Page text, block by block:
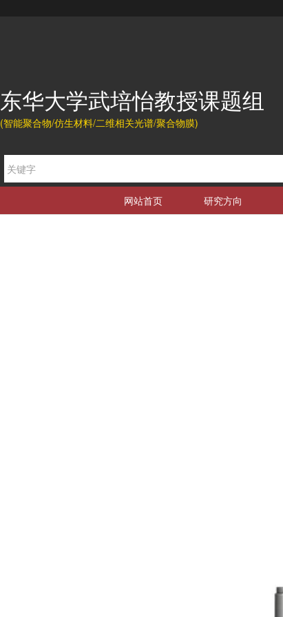
东华大学武培怡教授课题组
(智能聚合物/仿生材料/二维相关光谱/聚合物膜)
网站首页 研究方向